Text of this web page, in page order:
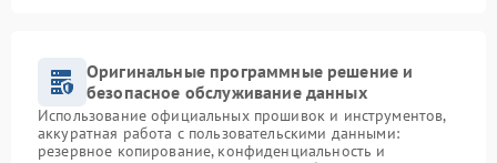
Оригинальные программные решение и
безопасное обслуживание данных
Использование официальных прошивок и инструментов,
аккуратная работа с пользовательскими данными:
резервное копирование, конфиденциальность и